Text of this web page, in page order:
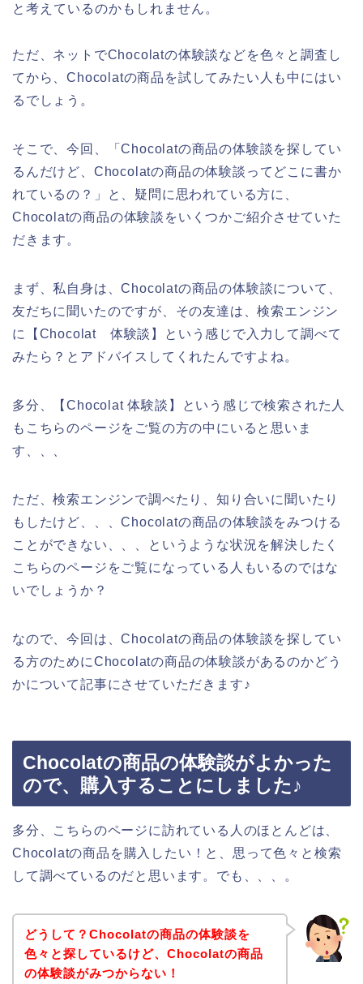
と考えているのかもしれません。
ただ、ネットでChocolatの体験談などを色々と調査し
てから、Chocolatの商品を試してみたい人も中にはい
るでしょう。
そこで、今回、「Chocolatの商品の体験談を探してい
るんだけど、Chocolatの商品の体験談ってどこに書か
れているの？」と、疑問に思われている方に、
Chocolatの商品の体験談をいくつかご紹介させていた
だきます。
まず、私自身は、Chocolatの商品の体験談について、
友だちに聞いたのですが、その友達は、検索エンジン
に【Chocolat 体験談】という感じで入力して調べて
みたら？とアドバイスしてくれたんですよね。
多分、【Chocolat 体験談】という感じで検索された人
もこちらのページをご覧の方の中にいると思いま
す、、、
ただ、検索エンジンで調べたり、知り合いに聞いたり
もしたけど、、、Chocolatの商品の体験談をみつける
ことができない、、、というような状況を解決したく
こちらのページをご覧になっている人もいるのではな
いでしょうか？
なので、今回は、Chocolatの商品の体験談を探してい
る方のためにChocolatの商品の体験談があるのかどう
かについて記事にさせていただきます♪
Chocolatの商品の体験談がよかった
ので、購入することにしました♪
多分、こちらのページに訪れている人のほとんどは、
Chocolatの商品を購入したい！と、思って色々と検索
して調べているのだと思います。でも、、、。
どうして？Chocolatの商品の体験談を
色々と探しているけど、Chocolatの商品
の体験談がみつからない！